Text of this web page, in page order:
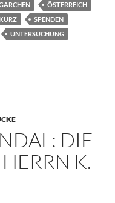
ÖSTERREICH
SPENDEN
UNTERSUCHUNG
DIE
K.